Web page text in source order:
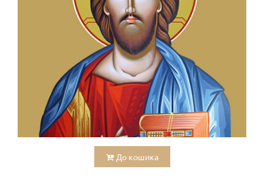
До кошика